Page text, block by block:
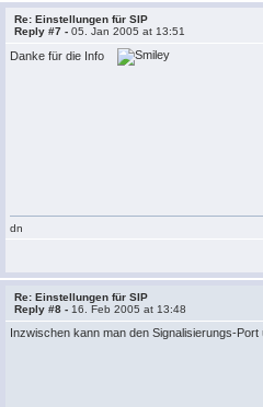
Re: Einstellungen für SIP
Reply #7 -05. Jan 2005 at 13:51
Danke für die Info
dn
Re: Einstellungen für SIP
Reply #8 - 16. Feb 2005 at 13:48
Inzwischen kann man den Signalisierungs-